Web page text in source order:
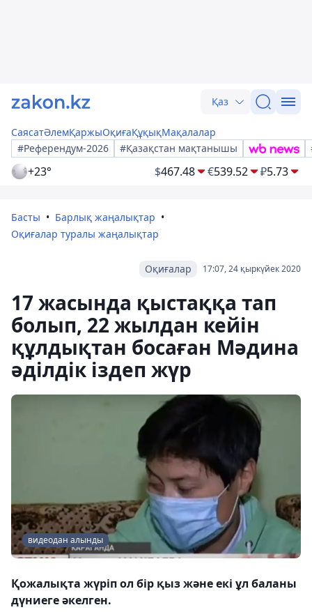
Қаз
СаясатӘлемҚаржыОқиғаҚұқықМақалалар
#Референдум-2026
#Қазақстан мақтанышы
+23° $467.48 €539.52 ₽5.73
Басты
Барлық жаңалықтар
Оқиғалар туралы жаңалықтар
17:07, 24 қыркүйек 2020
Оқиғалар
17 жасында қыстаққа тап
болып, 22 жылдан кейін
құлдықтан босаған Мәдина
әділдік іздеп жүр
видеодан алынды
Қожалықта жүріп ол бір қыз және екі ұл баланы
дүниеге әкелген.